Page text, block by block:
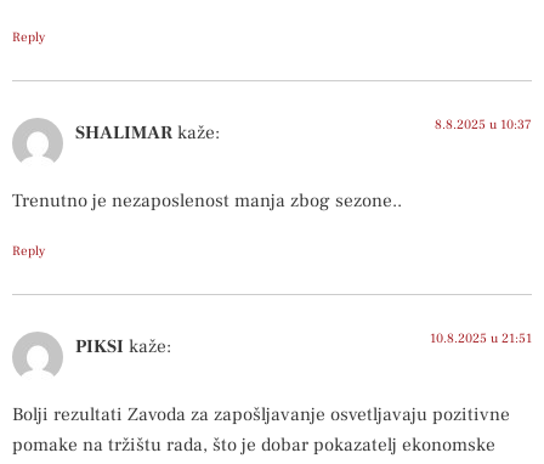
Reply
SHALIMAR kaže: 8.8.2025 u 10:37
Trenutno je nezaposlenost manja zbog sezone..
Reply
PIKSI kaže: 10.8.2025 u 21:51
Bolji rezultati Zavoda za zapošljavanje osvetljavaju pozitivne
pomake na tržištu rada, što je dobar pokazatelj ekonomske